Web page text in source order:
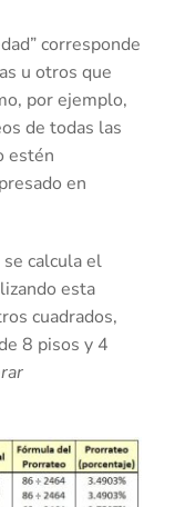
corresponde
u otros que
por ejemplo,
de todas las
estén
en
calcula el
esta
cuadrados,
8 pisos y 4